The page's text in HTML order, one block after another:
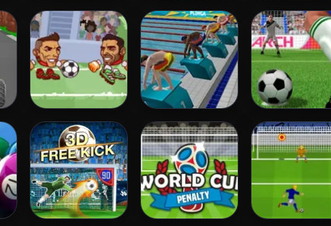
Ultimate Boxing Soccer Mover
2015
Table Tennis
World Tour
Heads Arena Euro
Soccer
Swimming Pro Penalty Kicks